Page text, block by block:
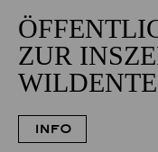
ZUR
INFO